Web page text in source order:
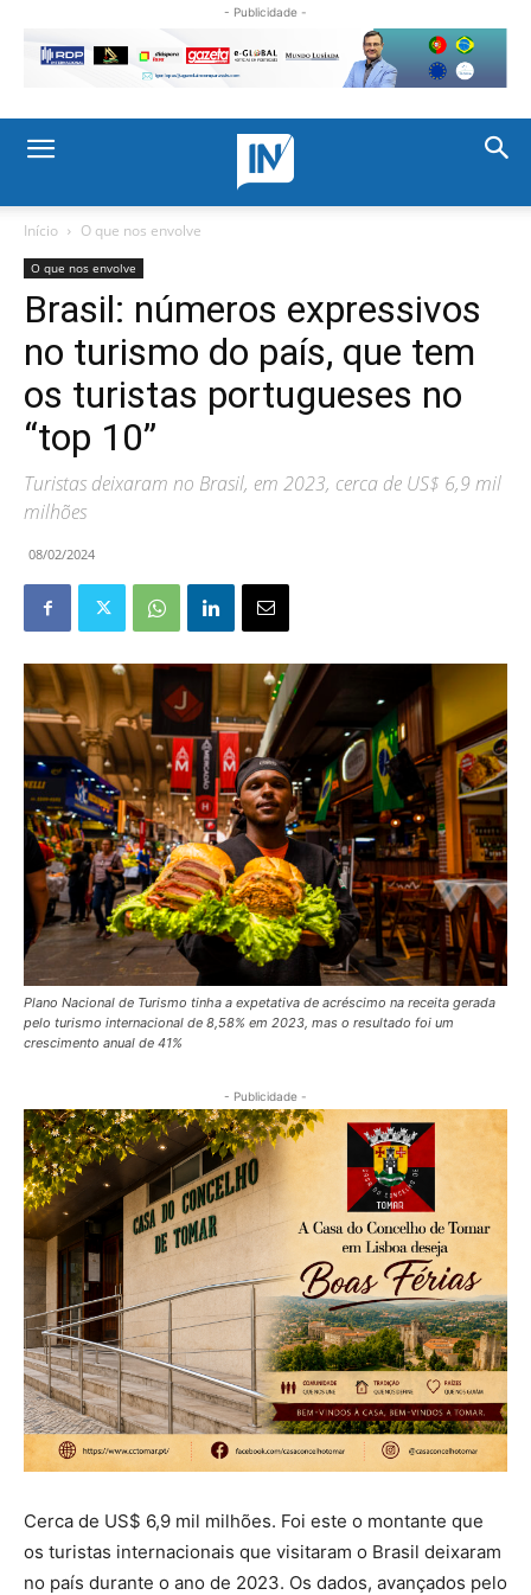
- Publicidade -
Início O que nos envolve
O que nos envolve
Brasil: números expressivos
no turismo do país, que tem
os turistas portugueses no
“top 10”
Turistas deixaram no Brasil, em 2023, cerca de US$ 6,9 mil
milhões
08/02/2024
Plano Nacional de Turismo tinha a expetativa de acréscimo na receita gerada
pelo turismo internacional de 8,58% em 2023, mas o resultado foi um
crescimento anual de 41%
- Publicidade -
Cerca de US$ 6,9 mil milhões. Foi este o montante que
os turistas internacionais que visitaram o Brasil deixaram
no país durante o ano de 2023. Os dados, avançados pelo